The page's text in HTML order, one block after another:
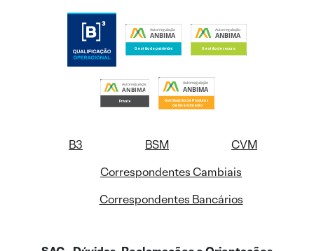
B3 BSM
CVM
Correspondentes Cambiais
Correspondentes Bancários